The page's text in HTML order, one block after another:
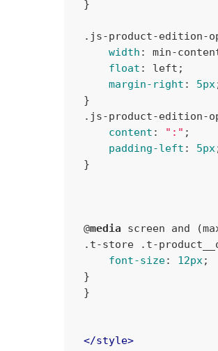
}
.js-product-edition-
width : min-
float : left ;
margin-right : 5px
}
.js-product-edition-
content : ":" ;
padding-left : 5px
}
@media screen and
.t-store
.t-
font-size: 12px ;
}
}
</style>